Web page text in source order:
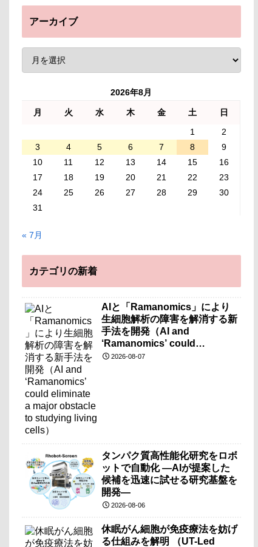
アーカイブ
2026年8月
月 火 水 木 金 土
日
1
2
3
4 5 6 7 8
9
10
11 12 13 14 15
16
17
18 19 20 21 22
23
24
25 26 27 28 29
30
31
« 7月
カテゴリの新着
AIと「Ramanomics」により
生細胞解析の障害を解消する新
手法を開発（AI and
‘Ramanomics’ could
eliminate a major obstacle to
2026-08-07
タンパク質高性能化研究をロボ
ットで自動化 ―AIが提案した
候補を迅速に試せる研究基盤を
開発―
2026-08-06
休眠がん細胞が免疫療法を妨げ
る仕組みを解明 （UT-Led